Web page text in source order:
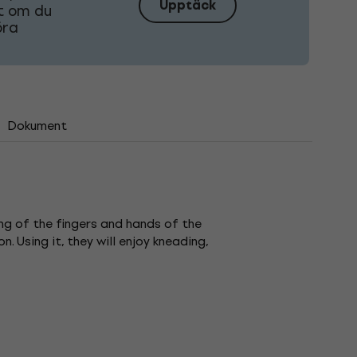
du Upptäck
Dokument
of the fingers and hands of the
Using it, they will enjoy kneading,